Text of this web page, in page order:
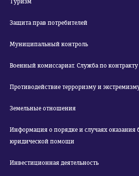
Туризм
Защита прав потребителей
Муниципальный контроль
Военный комиссариат. Служба по контракту
Противодействие терроризму и
Земельные отношения
Информация о порядке и случаях оказания
юридической помощи
Инвестиционная деятельность